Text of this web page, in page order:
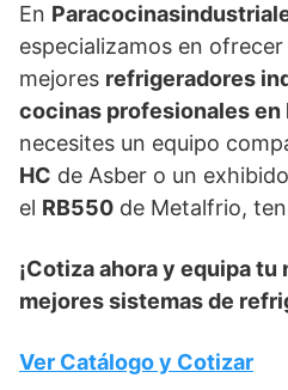
En
especializamos en ofrecer
mejores refrigeradores
cocinas profesionales en
necesites un equipo
HC de Asber o un
el RB550 de Metalfrio,
¡Cotiza ahora y equipa
mejores sistemas de
Ver Catálogo y Cotizar